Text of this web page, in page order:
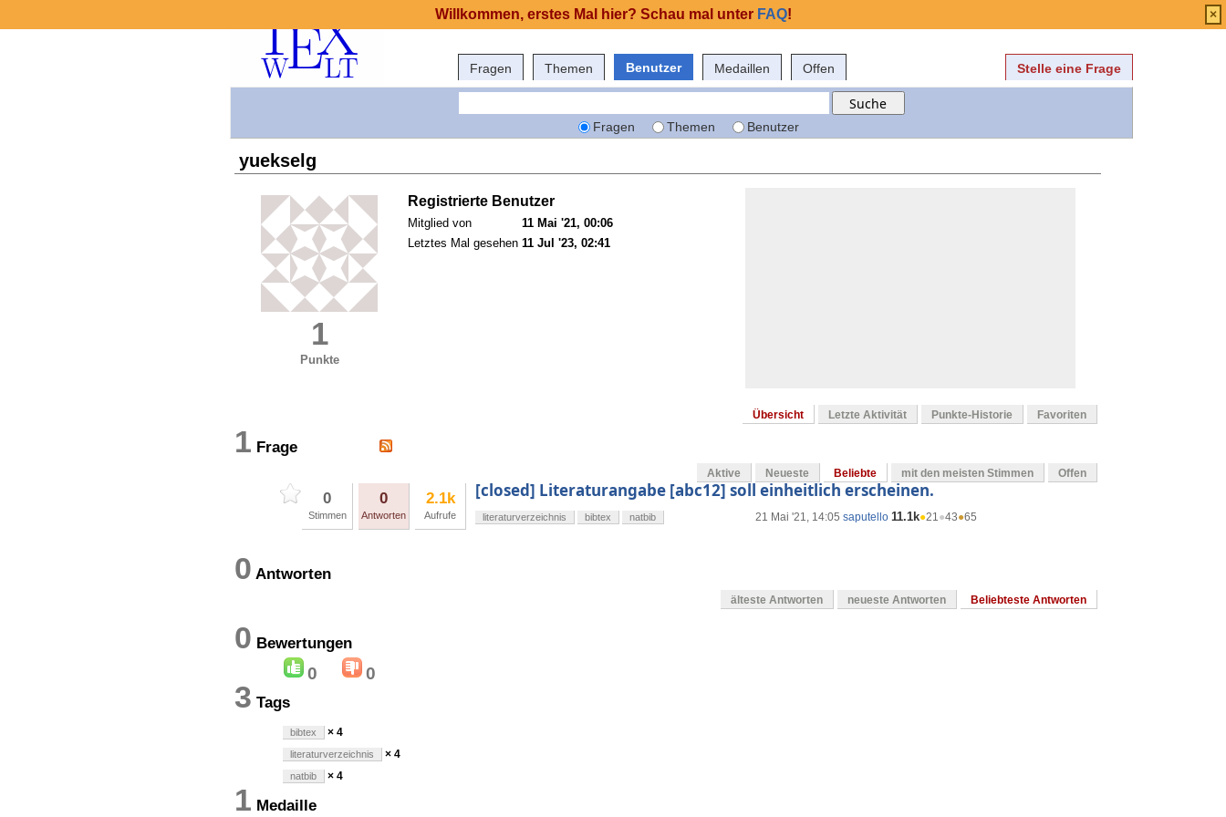
Fragen Themen Benutzer Medaillen Offen Stelle eine Frage
Fragen Themen Benutzer
yuekselg
1
Punkte
Registrierte Benutzer
Mitglied von
11 Mai '21, 00:06
Letztes Mal gesehen 11 Jul '23, 02:41
Übersicht Letzte Aktivität Punkte-Historie Favoriten
1 Frage
Aktive Neueste Beliebte mit den meisten Stimmen Offen
0
Stimmen
0
Antworten
2.1k
Aufrufe
[closed] Literaturangabe [abc12] soll einheitlich erscheinen.
21 Mai '21, 14:05 saputello 11.1k●21●43●65
literaturverzeichnis bibtex natbib
0 Antworten
älteste Antworten neueste Antworten Beliebteste Antworten
0 Bewertungen
0 0
3 Tags
bibtex × 4
literaturverzeichnis × 4
natbib × 4
1 Medaille
Willkommen, erstes Mal hier? Schau mal unter FAQ! ×